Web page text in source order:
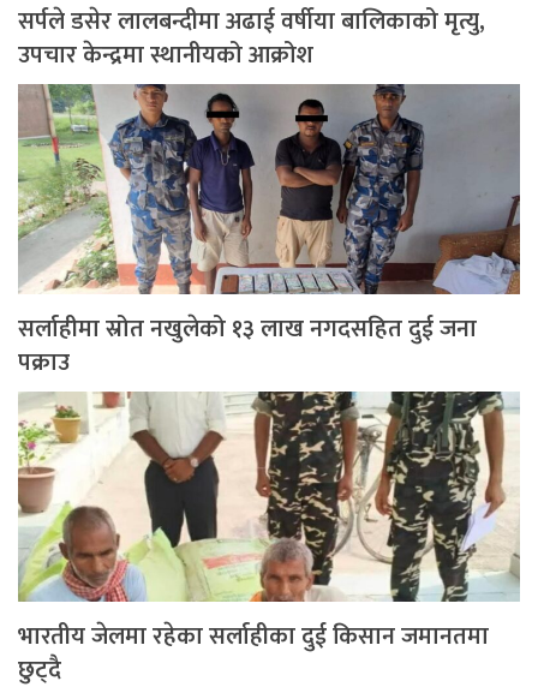
सर्पले डसेर लालबन्दीमा अढाई वर्षीया बालिकाको मृत्यु,
उपचार केन्द्रमा स्थानीयको आक्रोश
सर्लाहीमा स्रोत नखुलेको १३ लाख नगदसहित दुई जना
पक्राउ
भारतीय जेलमा रहेका सर्लाहीका दुई किसान जमानतमा
छुट्दै